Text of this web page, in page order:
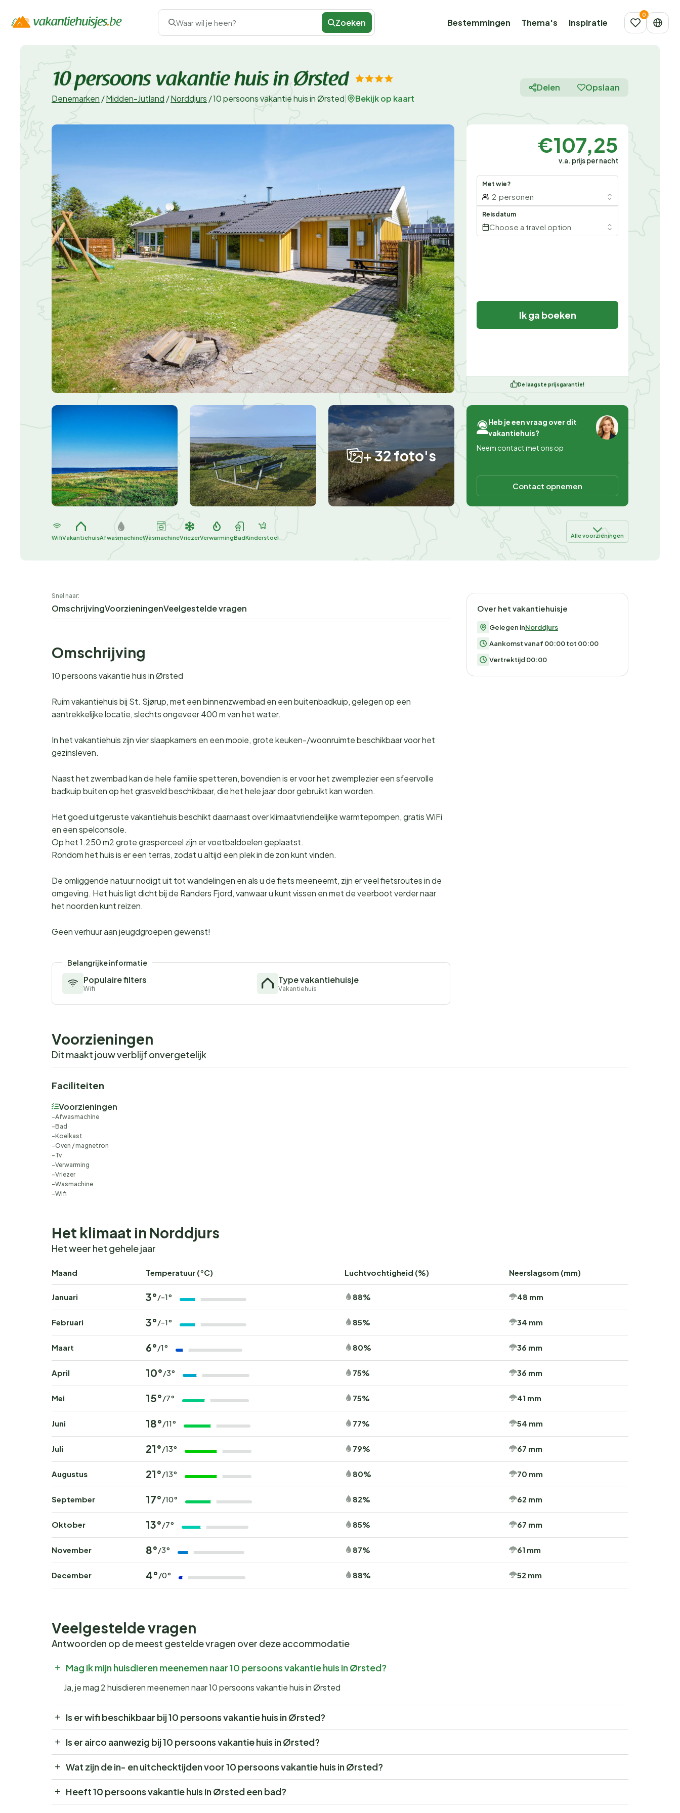
Waar wil je heen? Zoeken Bestemmingen Thema's Inspiratie
10 persoons vakantie huis in Ørsted
Denemarken /Midden-Jutland /Norddjurs /10 persoons vakantie huis in Ørsted Bekijk op kaart
Delen Opslaan
+ 32 foto's
€107,25
v.a. prijs per nacht
Met wie?
2 personen
Reisdatum
Choose a travel option
Ik ga boeken
De laagste prijsgarantie!
Heb je een vraag over dit
vakantiehuis?
Neem contact met ons op
Contact opnemen
WifiVakantiehuisAfwasmachineWasmachineVriezerVerwarmingBadKinderstoel Alle voorzieningen
Snel naar:
OmschrijvingVoorzieningenVeelgestelde vragen
Omschrijving
10 persoons vakantie huis in Ørsted
Ruim vakantiehuis bij St. Sjørup, met een binnenzwembad en een buitenbadkuip, gelegen op een
aantrekkelijke locatie, slechts ongeveer 400 m van het water.
In het vakantiehuis zijn vier slaapkamers en een mooie, grote keuken-/woonruimte beschikbaar voor het
gezinsleven.
Naast het zwembad kan de hele familie spetteren, bovendien is er voor het zwemplezier een sfeervolle
badkuip buiten op het grasveld beschikbaar, die het hele jaar door gebruikt kan worden.
Het goed uitgeruste vakantiehuis beschikt daarnaast over klimaatvriendelijke warmtepompen, gratis WiFi
en een spelconsole.
Op het 1.250 m2 grote grasperceel zijn er voetbaldoelen geplaatst.
Rondom het huis is er een terras, zodat u altijd een plek in de zon kunt vinden.
De omliggende natuur nodigt uit tot wandelingen en als u de fiets meeneemt, zijn er veel fietsroutes in de
omgeving. Het huis ligt dicht bij de Randers Fjord, vanwaar u kunt vissen en met de veerboot verder naar
het noorden kunt reizen.
Geen verhuur aan jeugdgroepen gewenst!
Belangrijke informatie
Populaire filters
Wifi
Type vakantiehuisje
Vakantiehuis
Over het vakantiehuisje
Gelegen inNorddjurs
Aankomst vanaf 00:00 tot 00:00
Vertrektijd 00:00
Voorzieningen
Dit maakt jouw verblijf onvergetelijk
Faciliteiten
Voorzieningen
Afwasmachine
Bad
Koelkast
Oven / magnetron
Tv
Verwarming
Vriezer
Wasmachine
Wifi
Het klimaat in Norddjurs
Het weer het gehele jaar
Maand Temperatuur (°C) Luchtvochtigheid (%) Neerslagsom (mm)
Januari 3°/-1° 88% 48 mm
Februari 3°/-1° 85% 34 mm
Maart 6°/1° 80% 36 mm
April 10°/3° 75% 36 mm
Mei 15°/7° 75% 41 mm
Juni 18°/11° 77% 54 mm
Juli 21°/13° 79% 67 mm
Augustus 21°/13° 80% 70 mm
September 17°/10° 82% 62 mm
Oktober 13°/7° 85% 67 mm
November 8°/3° 87% 61 mm
December 4°/0° 88% 52 mm
Veelgestelde vragen
Antwoorden op de meest gestelde vragen over deze accommodatie
Mag ik mijn huisdieren meenemen naar 10 persoons vakantie huis in Ørsted?
Ja, je mag 2 huisdieren meenemen naar 10 persoons vakantie huis in Ørsted
Is er wifi beschikbaar bij 10 persoons vakantie huis in Ørsted?
Is er airco aanwezig bij 10 persoons vakantie huis in Ørsted?
Wat zijn de in- en uitchecktijden voor 10 persoons vakantie huis in Ørsted?
Heeft 10 persoons vakantie huis in Ørsted een bad?